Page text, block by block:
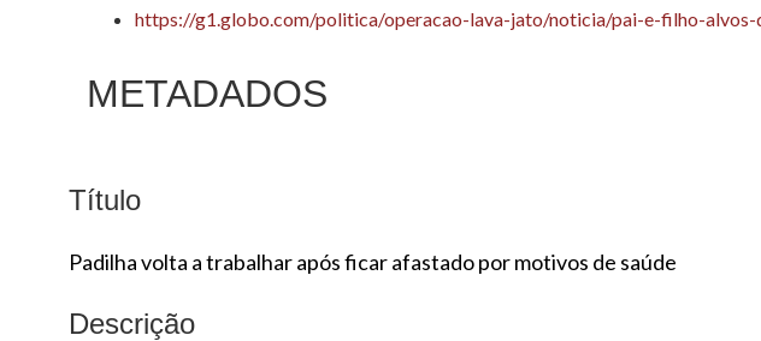
https://g1.globo.com/politica/operacao-lava-jato/noticia/pai-e-filho-
METADADOS
Título
Padilha volta a trabalhar após ficar afastado por motivos de saúde
Descrição